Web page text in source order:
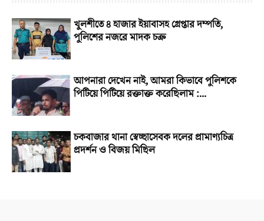
খুলশীতে ৪ হাজার ইয়াবাসহ গ্রেপ্তার দম্পতি,
পুলিশের নজরে মাদক চক্র
আপনারা দেখেন নাই, আমরা কিভাবে পুলিশকে
পিটিয়ে পিটিয়ে রক্তাক্ত করেছিলাম :...
চকবাজার থানা স্বেচ্ছাসেবক দলের প্রামাণ্যচিত্র
প্রদর্শন ও বিজয় মিছিল